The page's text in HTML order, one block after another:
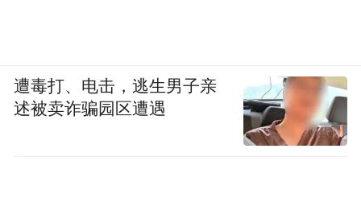
遭毒打、电击，逃生男子亲
述被卖诈骗园区遭遇